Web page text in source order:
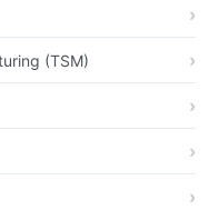
(TSM)